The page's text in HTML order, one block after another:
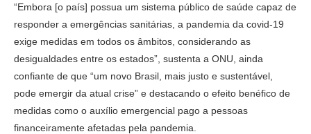
“Embora [o país] possua um sistema público de saúde capaz de
responder a emergências sanitárias, a pandemia da covid-19
exige medidas em todos os âmbitos, considerando as
desigualdades entre os estados”, sustenta a ONU, ainda
confiante de que “um novo Brasil, mais justo e sustentável,
pode emergir da atual crise” e destacando o efeito benéfico de
medidas como o auxílio emergencial pago a pessoas
financeiramente afetadas pela pandemia.